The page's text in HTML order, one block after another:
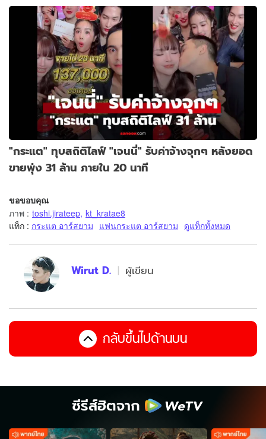
"กระแต" ทุบสถิติไลฟ์ "เจนนี่" รับค่าจ้างจุกๆ หลังยอด
ขายพุ่ง 31 ล้าน ภายใน 20 นาที
ขอขอบคุณ
ภาพ : toshi.jirateep, kt_kratae8
แท็ก : กระแต อาร์สยาม แฟนกระแต อาร์สยาม ดูแท็กทั้งหมด
Wirut D. ผู้เขียน
กลับขึ้นไปด้านบน
ซีรีส์ฮิตจาก